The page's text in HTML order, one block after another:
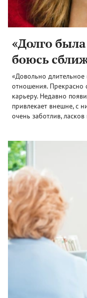
«Долго
боюсь
«Довольно
отношения. Прекрасно
карьеру. Недавно
привлекает внешне, с
очень заботлив,